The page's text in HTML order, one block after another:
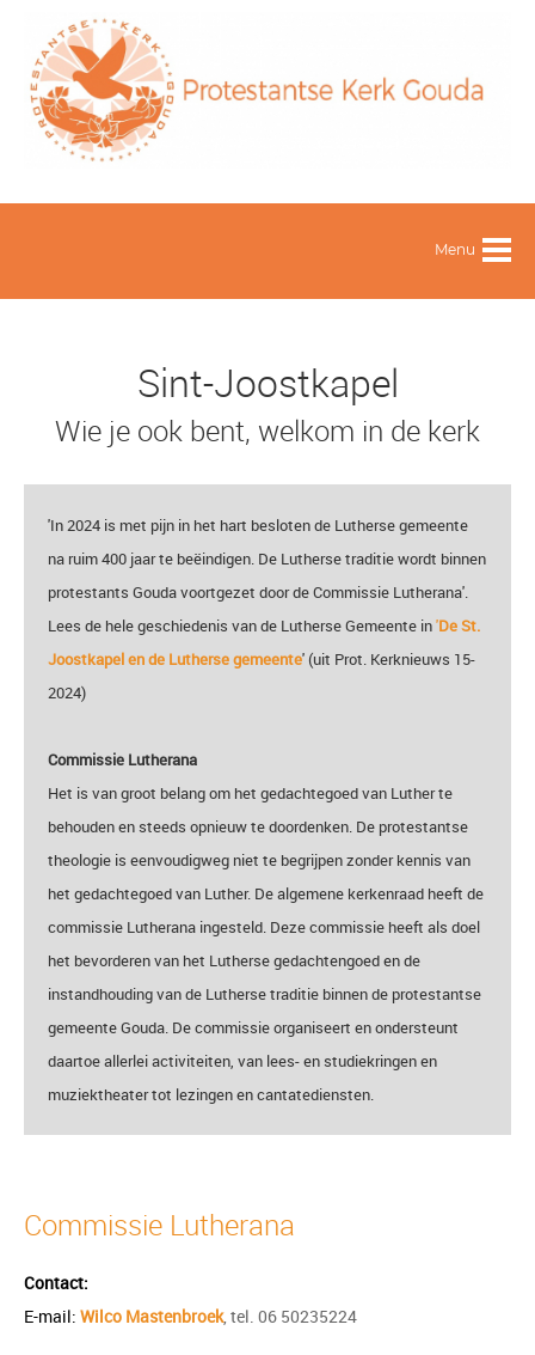
Menu
Sint-Joostkapel
Wie je ook bent, welkom in de kerk
'In 2024 is met pijn in het hart besloten de Lutherse gemeente
na ruim 400 jaar te beëindigen. De Lutherse traditie wordt binnen
protestants Gouda voortgezet door de Commissie Lutherana'.
Lees de hele geschiedenis van de Lutherse Gemeente in'De St.
Joostkapel en de Lutherse gemeente' (uit Prot. Kerknieuws 15-
2024)
Commissie Lutherana
Het is van groot belang om het gedachtegoed van Luther te
behouden en steeds opnieuw te doordenken. De protestantse
theologie is eenvoudigweg niet te begrijpen zonder kennis van
het gedachtegoed van Luther. De algemene kerkenraad heeft de
commissie Lutherana ingesteld. Deze commissie heeft als doel
het bevorderen van het Lutherse gedachtengoed en de
instandhouding van de Lutherse traditie binnen de protestantse
gemeente Gouda. De commissie organiseert en ondersteunt
daartoe allerlei activiteiten, van lees- en studiekringen en
muziektheater tot lezingen en cantatediensten.
Commissie Lutherana
Contact:
E-mail: Wilco Mastenbroek, tel. 06 50235224